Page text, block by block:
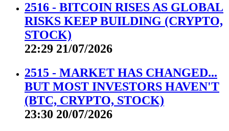
2516 - BITCOIN RISES AS GLOBAL
RISKS KEEP BUILDING (CRYPTO,
STOCK)
22:29 21/07/2026
2515 - MARKET HAS CHANGED...
BUT MOST INVESTORS HAVEN'T
(BTC, CRYPTO, STOCK)
23:30 20/07/2026